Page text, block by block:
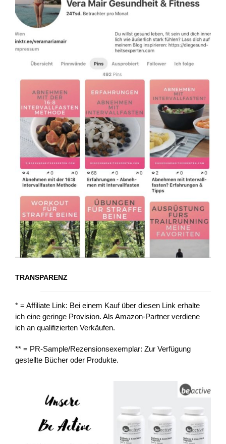
TRANSPARENZ
* = Affiliate Link: Bei einem Kauf über diesen Link erhalte
ich eine geringe Provision. Als Amazon-Partner verdiene
ich an qualifizierten Verkäufen.
** = PR-Sample/Rezensionsexemplar: Zur Verfügung
gestellte Bücher oder Produkte.